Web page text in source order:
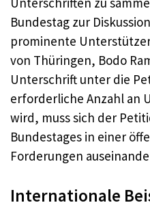
Bundestag zur
prominente
von Thüringen, Bodo
Unterschrift unter die
erforderliche Anzahl an
wird, muss sich der
Bundestages in einer
Forderungen
Internationale